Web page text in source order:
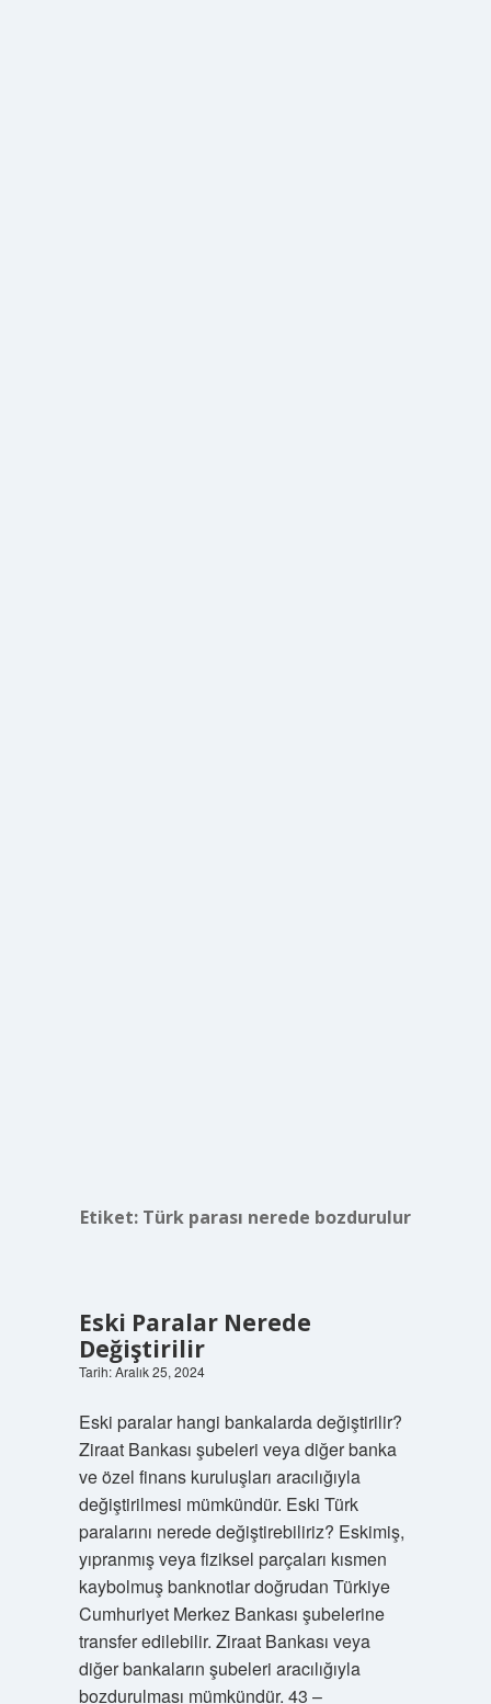
Etiket: Türk parası nerede bozdurulur
Eski Paralar Nerede
Değiştirilir
Tarih: Aralık 25, 2024
Eski paralar hangi bankalarda değiştirilir?
Ziraat Bankası şubeleri veya diğer banka
ve özel finans kuruluşları aracılığıyla
değiştirilmesi mümkündür. Eski Türk
paralarını nerede değiştirebiliriz? Eskimiş,
yıpranmış veya fiziksel parçaları kısmen
kaybolmuş banknotlar doğrudan Türkiye
Cumhuriyet Merkez Bankası şubelerine
transfer edilebilir. Ziraat Bankası veya
diğer bankaların şubeleri aracılığıyla
bozdurulması mümkündür. 43 –